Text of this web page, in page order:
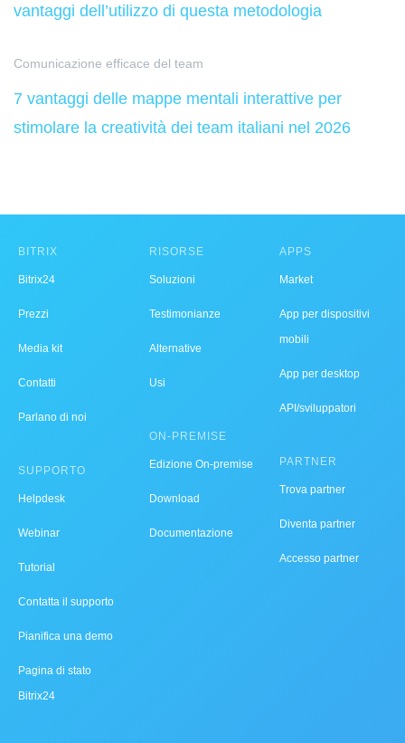
vantaggi dell’utilizzo di questa metodologia
Comunicazione efficace del team
7 vantaggi delle mappe mentali interattive per
stimolare la creatività dei team italiani nel 2026
BITRIX
Bitrix24
Prezzi
Media kit
Contatti
Parlano di noi
SUPPORTO
Helpdesk
Webinar
Tutorial
Contatta il supporto
Pianifica una demo
Pagina di stato
Bitrix24
RISORSE
Soluzioni
Testimonianze
Alternative
Usi
ON-PREMISE
Edizione On-premise
Download
Documentazione
APPS
Market
App per dispositivi
mobili
App per desktop
API/sviluppatori
PARTNER
Trova partner
Diventa partner
Accesso partner